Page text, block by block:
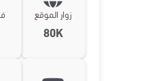
زوار الموقع
80K